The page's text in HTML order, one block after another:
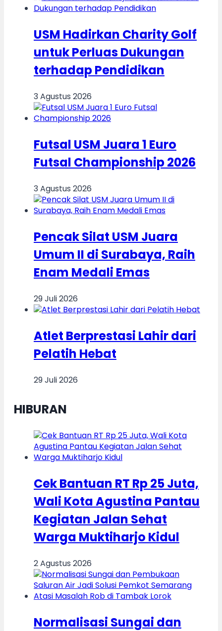
USM Hadirkan Charity Golf
untuk Perluas Dukungan
terhadap Pendidikan
3 Agustus 2026
Futsal USM Juara 1 Euro
Futsal Championship 2026
3 Agustus 2026
Pencak Silat USM Juara
Umum II di Surabaya, Raih
Enam Medali Emas
29 Juli 2026
Atlet Berprestasi Lahir dari
Pelatih Hebat
29 Juli 2026
HIBURAN
Cek Bantuan RT Rp 25 Juta,
Wali Kota Agustina Pantau
Kegiatan Jalan Sehat
Warga Muktiharjo Kidul
2 Agustus 2026
Normalisasi Sungai dan